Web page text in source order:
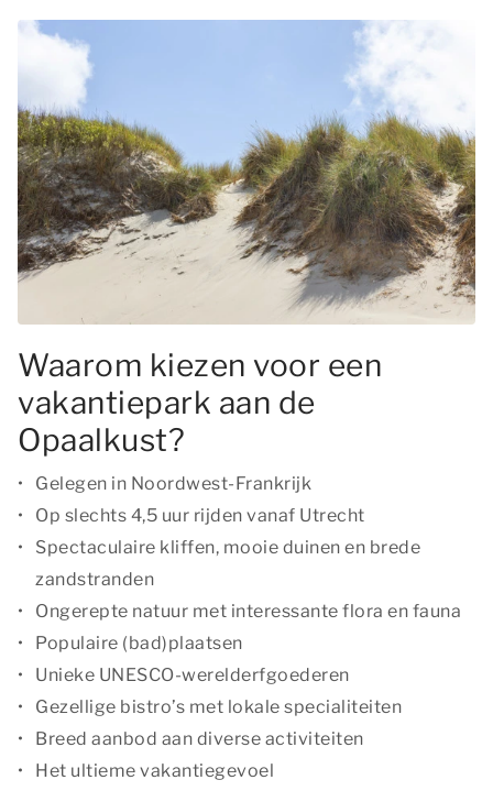
Waarom kiezen voor een
vakantiepark aan de
Opaalkust?
Gelegen in Noordwest-Frankrijk
Op slechts 4,5 uur rijden vanaf Utrecht
Spectaculaire kliffen, mooie duinen en brede
zandstranden
Ongerepte natuur met interessante flora en fauna
Populaire (bad)plaatsen
Unieke UNESCO-werelderfgoederen
Gezellige bistro’s met lokale specialiteiten
Breed aanbod aan diverse activiteiten
Het ultieme vakantiegevoel